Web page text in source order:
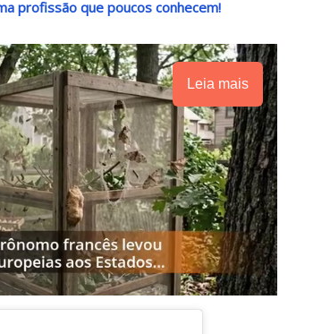
profissão que poucos conhecem!
Leia mais